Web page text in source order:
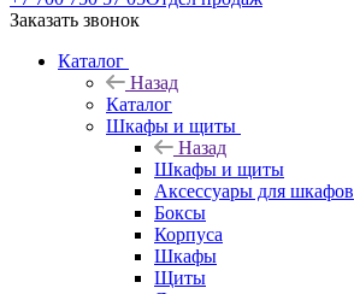
Заказать звонок
Каталог
Назад
Каталог
Шкафы и щиты
Назад
Шкафы и щиты
Аксессуары для шкафов
Боксы
Корпуса
Шкафы
Щиты